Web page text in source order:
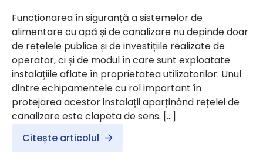
Funcționarea în siguranță a sistemelor de
alimentare cu apă și de canalizare nu depinde doar
de rețelele publice și de investițiile realizate de
operator, ci și de modul în care sunt exploatate
instalațiile aflate în proprietatea utilizatorilor. Unul
dintre echipamentele cu rol important în
protejarea acestor instalații aparținând rețelei de
canalizare este clapeta de sens. […]
Citește articolul